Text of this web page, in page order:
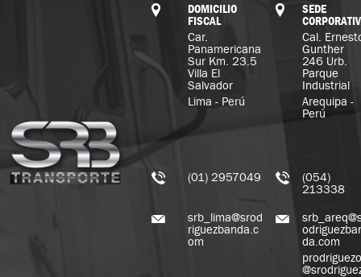
DOMICILIO
FISCAL
Car.
Panamericana
Sur Km. 23.5
Villa El
Salvador
Lima - Perú
SEDE
Cal.
Gunther
246 Urb.
Parque
Industrial
Arequipa -
Perú
(01) 2957049 (054)
213338
srb_lima@srod
riguezbanda.c
om
da.com
prodriguezo